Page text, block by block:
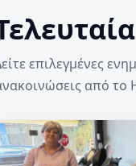
επιλεγμένες
από το